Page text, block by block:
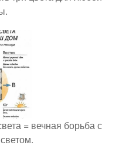
= вечная борьба с